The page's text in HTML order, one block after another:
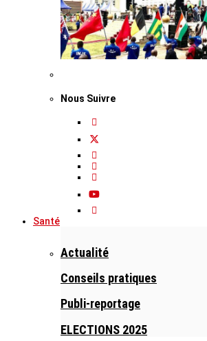
Nous Suivre
Santé
Actualité
Conseils pratiques
Publi-reportage
ELECTIONS 2025